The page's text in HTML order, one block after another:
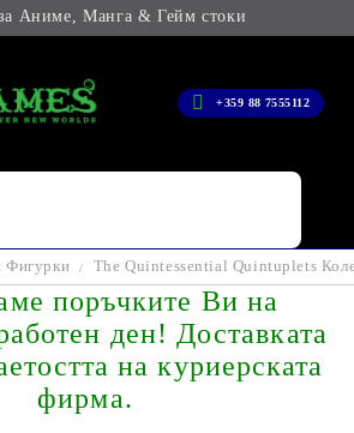
Аниме, Манга & Гейм стоки
+359 88 7555112
Фигурки The Quintessential Quintuplets
поръчките Ви на
ден! Доставката
на куриерската
фирма.